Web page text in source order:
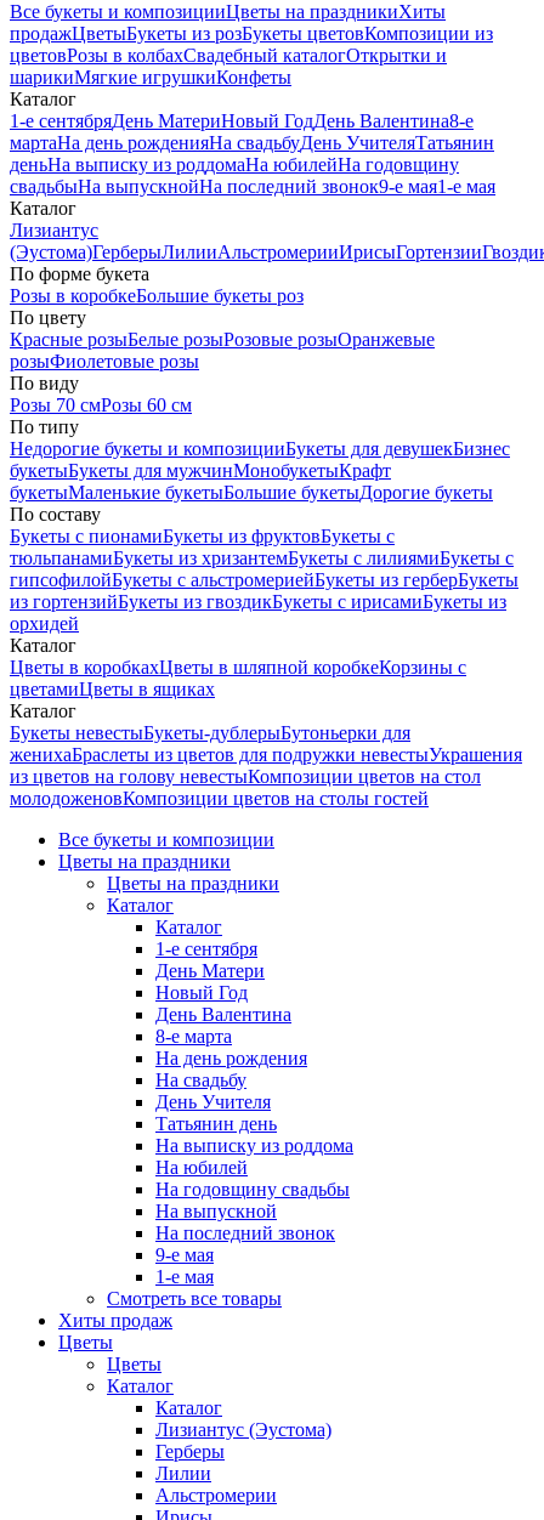
Все букеты и композицииЦветы на праздникиХиты
продажЦветыБукеты из розБукеты цветовКомпозиции из
цветовРозы в колбахСвадебный каталогОткрытки и
шарикиМягкие игрушкиКонфеты
Каталог
1-е сентябряДень МатериНовый ГодДень Валентина8-е
мартаНа день рожденияНа свадьбуДень УчителяТатьянин
деньНа выписку из роддомаНа юбилейНа годовщину
свадьбыНа выпускнойНа последний звонок9-е мая1-е мая
Каталог
Лизиантус
(Эустома)ГерберыЛилииАльстромерииИрисыГортензии
По форме букета
Розы в коробкеБольшие букеты роз
По цвету
Красные розыБелые розыРозовые розыОранжевые
розыФиолетовые розы
По виду
Розы 70 смРозы 60 см
По типу
Недорогие букеты и композицииБукеты для девушекБизнес
букетыБукеты для мужчинМонобукетыКрафт
букетыМаленькие букетыБольшие букетыДорогие букеты
По составу
Букеты с пионамиБукеты из фруктовБукеты с
тюльпанамиБукеты из хризантемБукеты с лилиямиБукеты с
гипсофилойБукеты с альстромериейБукеты из герберБукеты
из гортензийБукеты из гвоздикБукеты с ирисамиБукеты из
орхидей
Каталог
Цветы в коробкахЦветы в шляпной коробкеКорзины с
цветамиЦветы в ящиках
Каталог
Букеты невестыБукеты-дублерыБутоньерки для
женихаБраслеты из цветов для подружки невестыУкрашения
из цветов на голову невестыКомпозиции цветов на стол
молодоженовКомпозиции цветов на столы гостей
Все букеты и композиции
Цветы на праздники
Цветы на праздники
Каталог
Каталог
1-е сентября
День Матери
Новый Год
День Валентина
8-е марта
На день рождения
На свадьбу
День Учителя
Татьянин день
На выписку из роддома
На юбилей
На годовщину свадьбы
На выпускной
На последний звонок
9-е мая
1-е мая
Смотреть все товары
Хиты продаж
Цветы
Цветы
Каталог
Каталог
Лизиантус (Эустома)
Герберы
Лилии
Альстромерии